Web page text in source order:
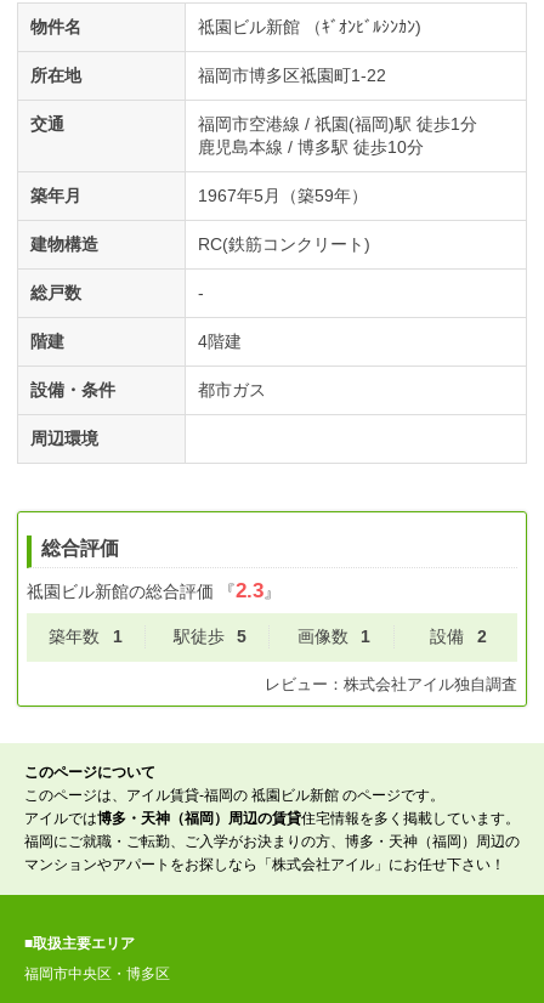
物件名 祗園ビル新館 （ｷﾞｵﾝﾋﾞﾙｼﾝｶﾝ)
所在地 福岡市博多区祗園町1-22
交通
福岡市空港線 / 祇園(福岡)駅 徒歩1分
鹿児島本線 / 博多駅 徒歩10分
築年月 1967年5月（築59年）
建物構造 RC(鉄筋コンクリート)
総戸数 -
階建 4階建
設備・条件 都市ガス
周辺環境
総合評価
祗園ビル新館の総合評価 『2.3』
築年数 1 駅徒歩 5 画像数 1 設備 2
レビュー： 株式会社アイル独自調査
このページについて
このページは、アイル賃貸-福岡の 祗園ビル新館 のページです。
アイルでは博多・天神（福岡）周辺の賃貸住宅情報を多く掲載しています。
福岡にご就職・ご転勤、ご入学がお決まりの方、博多・天神（福岡）周辺の
マンションやアパートをお探しなら「株式会社アイル」にお任せ下さい！
■取扱主要エリア
福岡市中央区・博多区